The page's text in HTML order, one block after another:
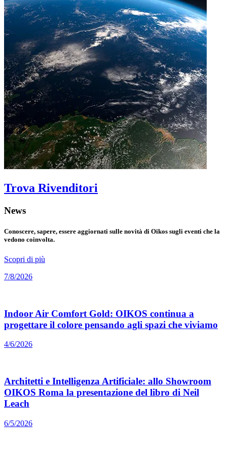
Trova Rivenditori
News
Conoscere, sapere, essere aggiornati sulle novità di Oikos sugli eventi che la
vedono coinvolta.
Scopri di più
7/8/2026
Indoor Air Comfort Gold: OIKOS continua a
progettare il colore pensando agli spazi che viviamo
4/6/2026
Architetti e Intelligenza Artificiale: allo Showroom
OIKOS Roma la presentazione del libro di Neil
Leach
6/5/2026